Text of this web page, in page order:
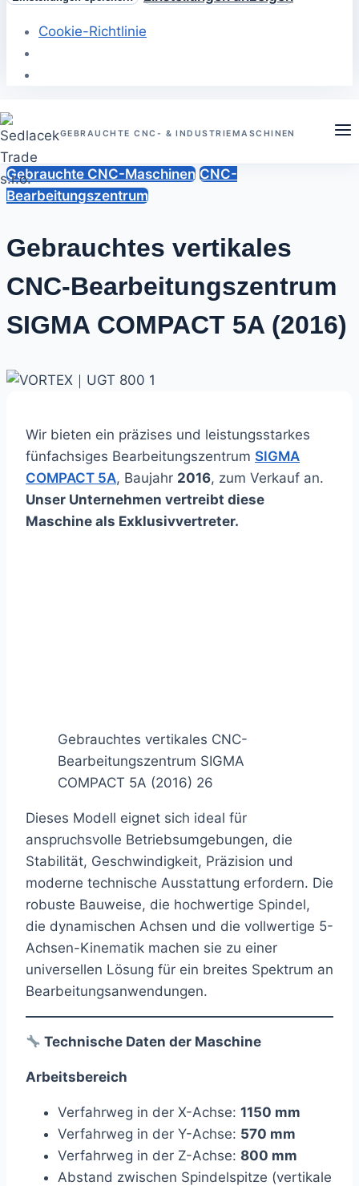
Cookie-Richtlinie
Zum
Inhalt
springen
GEBRAUCHTE CNC- & INDUSTRIEMASCHINEN
Gebrauchte CNC-Maschinen CNC-
Bearbeitungszentrum
Gebrauchtes vertikales
CNC-Bearbeitungszentrum
SIGMA COMPACT 5A (2016)
VonSedlacek
Juni
2026
Wir bieten ein präzises und leistungsstarkes
fünfachsiges Bearbeitungszentrum SIGMA
COMPACT 5A, Baujahr 2016, zum Verkauf an.
Unser Unternehmen vertreibt diese
Maschine als Exklusivvertreter.
Gebrauchtes vertikales CNC-
Bearbeitungszentrum SIGMA
COMPACT 5A (2016) 26
Dieses Modell eignet sich ideal für
anspruchsvolle Betriebsumgebungen, die
Stabilität, Geschwindigkeit, Präzision und
moderne technische Ausstattung erfordern. Die
robuste Bauweise, die hochwertige Spindel,
die dynamischen Achsen und die vollwertige 5-
Achsen-Kinematik machen sie zu einer
universellen Lösung für ein breites Spektrum an
Bearbeitungsanwendungen.
Technische Daten der Maschine
Arbeitsbereich
Verfahrweg in der X-Achse: 1150 mm
Verfahrweg in der Y-Achse: 570 mm
Verfahrweg in der Z-Achse: 800 mm
Abstand zwischen Spindelspitze (vertikale